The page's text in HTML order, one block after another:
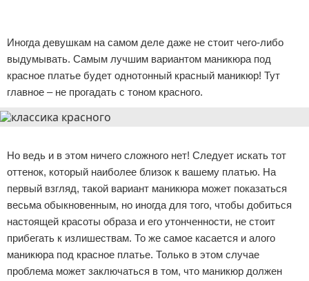
Иногда девушкам на самом деле даже не стоит чего-либо
выдумывать. Самым лучшим вариантом маникюра под
красное платье будет однотонный красный маникюр! Тут
главное – не прогадать с тоном красного.
Но ведь и в этом ничего сложного нет! Следует искать тот
оттенок, который наиболее близок к вашему платью. На
первый взгляд, такой вариант маникюра может показаться
весьма обыкновенным, но иногда для того, чтобы добиться
настоящей красоты образа и его утонченности, не стоит
прибегать к излишествам. То же самое касается и алого
маникюра под красное платье. Только в этом случае
проблема может заключаться в том, что маникюр должен